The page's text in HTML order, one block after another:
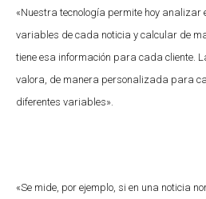
«Nuestra tecnología permite hoy analizar
variables de cada noticia y calcular de
tiene esa información para cada cliente.
valora, de manera personalizada para
diferentes variables».
«Se mide, por ejemplo, si en una noticia